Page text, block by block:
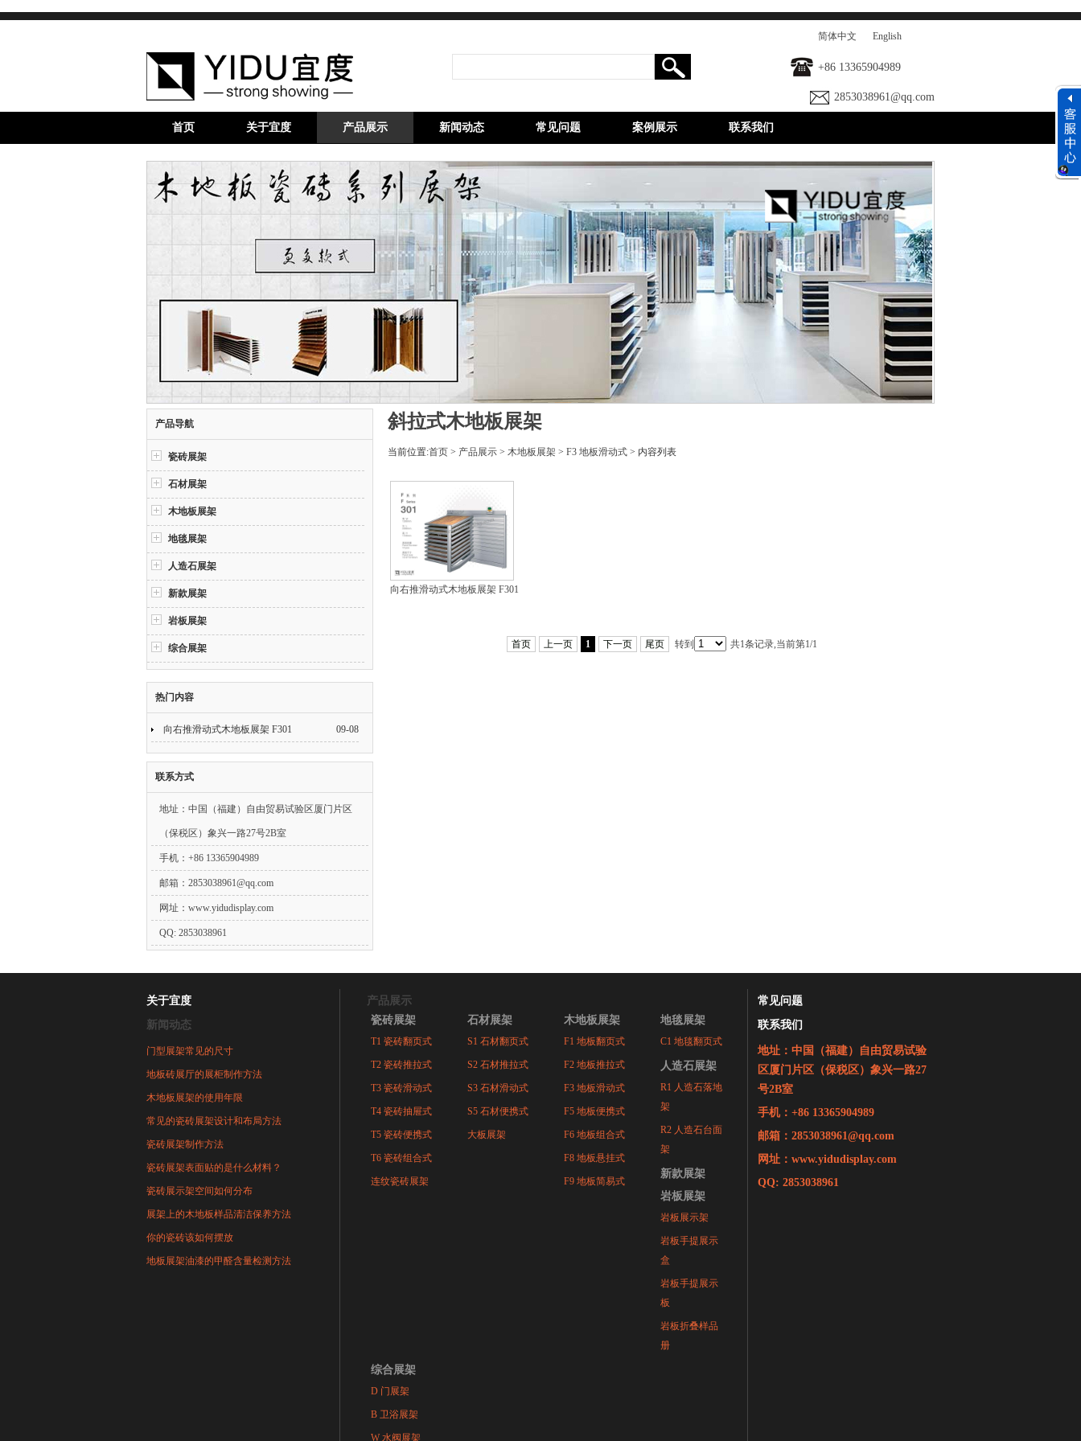
简体中文 English
+86 13365904989
2853038961@qq.com
首页 关于宜度 产品展示 新闻动态 常见问题 案例展示 联系我们
产品导航
瓷砖展架
石材展架
木地板展架
地毯展架
人造石展架
新款展架
岩板展架
综合展架
热门内容
向右推滑动式木地板展架 F301 09-08
联系方式
地址：中国（福建）自由贸易试验区厦门片区
（保税区）象兴一路27号2B室
手机：+86 13365904989
邮箱： 2853038961@qq.com
网址：www.yidudisplay.com
QQ: 2853038961
斜拉式木地板展架
当前位置:首页 > 产品展示 > 木地板展架 > F3 地板滑动式 > 内容列表
向右推滑动式木地板展架 F301
首页 上一页 1 下一页 尾页 转到 共1条记录,当前第1/1
关于宜度
新闻动态
门型展架常见的尺寸
地板砖展厅的展柜制作方法
木地板展架的使用年限
常见的瓷砖展架设计和布局方法
瓷砖展架制作方法
瓷砖展架表面贴的是什么材料？
瓷砖展示架空间如何分布
展架上的木地板样品清洁保养方法
你的瓷砖该如何摆放
地板展架油漆的甲醛含量检测方法
产品展示
瓷砖展架
T1 瓷砖翻页式
T2 瓷砖推拉式
T3 瓷砖滑动式
T4 瓷砖抽屉式
T5 瓷砖便携式
T6 瓷砖组合式
连纹瓷砖展架
石材展架
S1 石材翻页式
S2 石材推拉式
S3 石材滑动式
S5 石材便携式
大板展架
木地板展架
F1 地板翻页式
F2 地板推拉式
F3 地板滑动式
F5 地板便携式
F6 地板组合式
F8 地板悬挂式
F9 地板简易式
地毯展架
C1 地毯翻页式
人造石展架
R1 人造石落地
架
R2 人造石台面
架
新款展架
岩板展架
岩板展示架
岩板手提展示
盒
岩板手提展示
板
岩板折叠样品
册
综合展架
D 门展架
B 卫浴展架
W 水阀展架
常见问题
联系我们
地址：中国（福建）自由贸易试验
区厦门片区（保税区）象兴一路27
号2B室
手机：+86 13365904989
邮箱： 2853038961@qq.com
网址：www.yidudisplay.com
QQ: 2853038961